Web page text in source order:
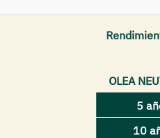
OLEA
5
10